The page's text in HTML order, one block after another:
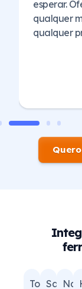
pontos de
Instagram,
Topdesk